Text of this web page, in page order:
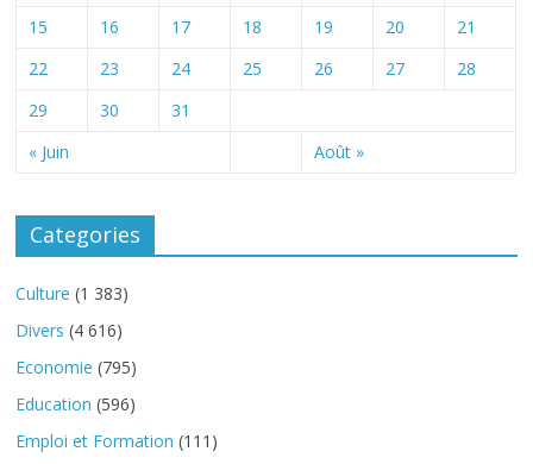
« Juin Août »
15
16 17 18 19 20
21
22
23 24 25 26 27
28
29
30 31
Categories
Culture (1 383)
Divers (4 616)
Economie (795)
Education (596)
Emploi et Formation (111)